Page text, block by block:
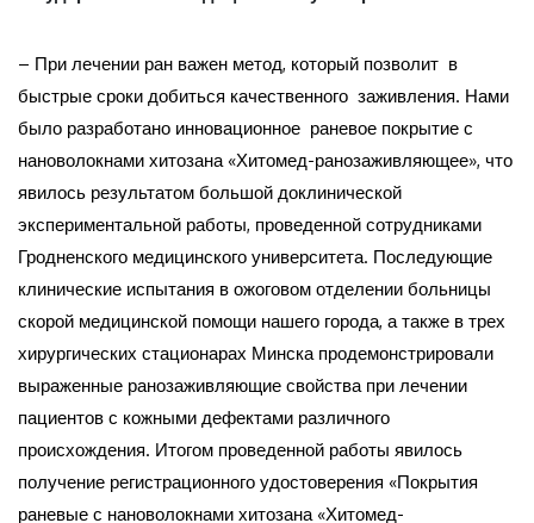
– При лечении ран важен метод, который позволит в
быстрые сроки добиться качественного заживления. Нами
было разработано инновационное раневое покрытие с
нановолокнами хитозана «Хитомед-ранозаживляющее», что
явилось результатом большой доклинической
экспериментальной работы, проведенной сотрудниками
Гродненского медицинского университета. Последующие
клинические испытания в ожоговом отделении больницы
скорой медицинской помощи нашего города, а также в трех
хирургических стационарах Минска продемонстрировали
выраженные ранозаживляющие свойства при лечении
пациентов с кожными дефектами различного
происхождения. Итогом проведенной работы явилось
получение регистрационного удостоверения «Покрытия
раневые с нановолокнами хитозана «Хитомед-